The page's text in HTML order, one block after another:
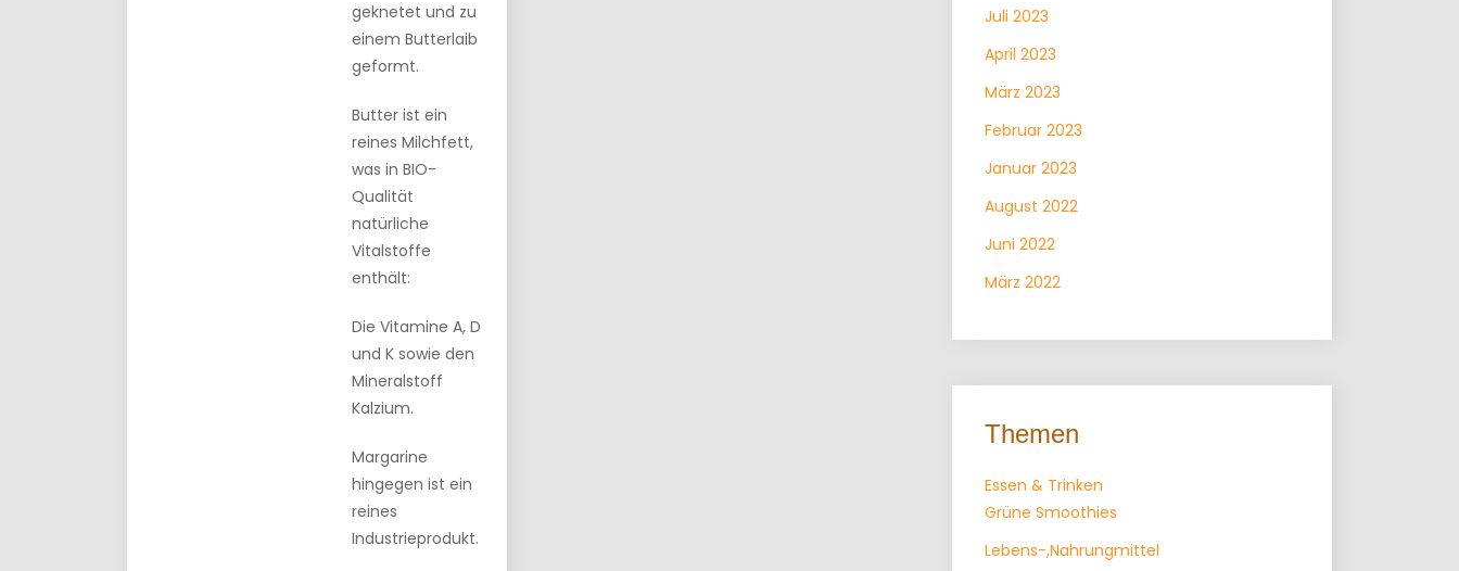
geknetet und zu
einem Butterlaib
geformt.
Butter ist ein
reines Milchfett,
was in BIO-
Qualität
natürliche
Vitalstoffe
enthält:
Die Vitamine A, D
und K sowie den
Mineralstoff
Kalzium.
Margarine
hingegen ist ein
reines
Industrieprodukt.
Juli 2023
April 2023
März 2023
Februar 2023
Januar 2023
August 2022
Juni 2022
März 2022
Themen
Essen & Trinken
Grüne Smoothies
Lebens-,Nahrungmittel